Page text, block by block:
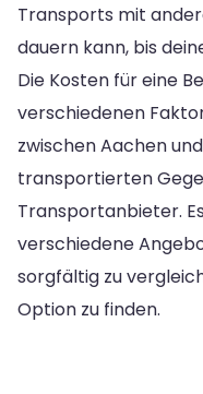
Transports mit
dauern kann, bis
Die Kosten für eine
verschiedenen
zwischen Aachen
transportierten
Transportanbieter.
verschiedene
sorgfältig zu
Option zu finden.